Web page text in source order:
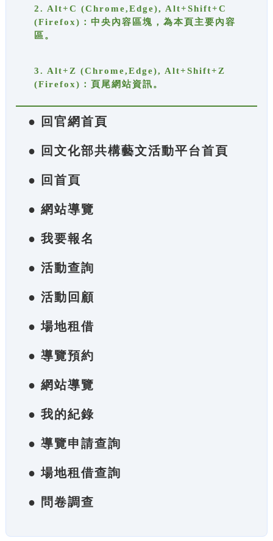
2. Alt+C (Chrome,Edge), Alt+Shift+C
(Firefox)：中央內容區塊，為本頁主要內容
區。
3. Alt+Z (Chrome,Edge), Alt+Shift+Z
(Firefox)：頁尾網站資訊。
● 回官網首頁
● 回文化部共構藝文活動平台首頁
● 回首頁
● 網站導覽
● 我要報名
● 活動查詢
● 活動回顧
● 場地租借
● 導覽預約
● 網站導覽
● 我的紀錄
● 導覽申請查詢
● 場地租借查詢
● 問卷調查